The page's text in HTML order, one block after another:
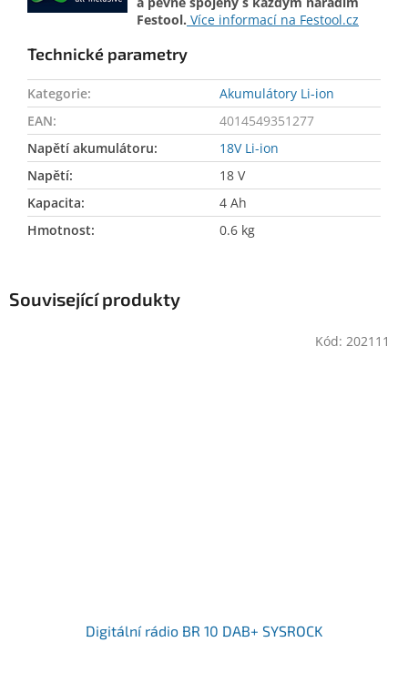
Související produkty
Digitální rádio BR 10 DAB+ SYSROCK
Kód: 202111
Festool. Více informací na Festool.cz
Technické parametry
Kategorie:
Akumulátory Li-ion
EAN:
4014549351277
Napětí akumulátoru:
18V Li-ion
Napětí:
18 V
Kapacita:
4 Ah
Hmotnost: 0.6 kg